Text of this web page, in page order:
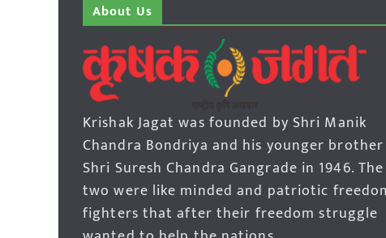
About Us
Krishak Jagat was founded by Shri Manik
Chandra Bondriya and his younger brother
Shri Suresh Chandra Gangrade in 1946. The
two were like minded and patriotic
fighters that after their freedom struggle